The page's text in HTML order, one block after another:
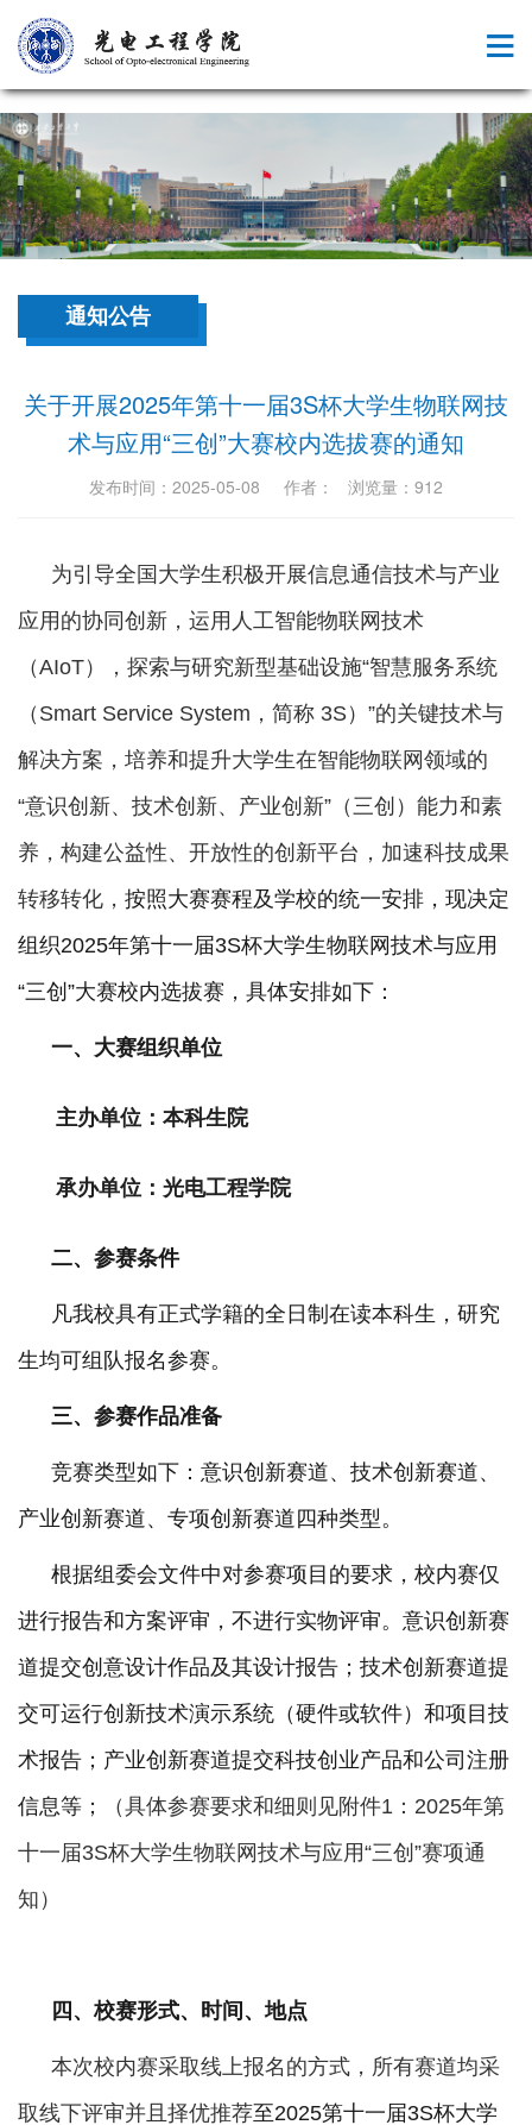
通知公告
关于开展2025年第十一届3S杯大学生物联网技
术与应用“三创”大赛校内选拔赛的通知​
发布时间：2025-05-08 作者： 浏览量： 912
为引导全国大学生积极开展信息通信技术与产业
应用的协同创新，运用人工智能物联网技术
（AIoT），探索与研究新型基础设施“智慧服务系统
（Smart Service System，简称 3S）”的关键技术与
解决方案，培养和提升大学生在智能物联网领域的
“意识创新、技术创新、产业创新”（三创）能力和素
养，构建公益性、开放性的创新平台，加速科技成果
转移转化， 按照大赛赛程及学校的统一安排，现决定
组织2025年第十一届3S杯大学生物联网技术与应用
“三创”大赛校内选拔赛，具体安排如下：
一、大赛组织单位
主办单位：本科生院
承办单位：光电工程学院
二、参赛条件
凡我校具有正式学籍的全日制 在读本科生，研究
生均可组队报名参赛。
三、参赛作品准备
竞赛类型如下：意识创新赛道、技术创新赛道、
产业创新赛道、专项创新赛道 四种类型。
根据组委会文件中对参赛项目的要求，校内赛仅
进行报告和方案评审，不进行实物评审。意识创新赛
道提交创意设计作品及其设计报告；技术创新赛道提
交可运行创新技术演示系统（硬件或软件）和项目技
术报告；产业创新赛道提交科技创业产品和公司注册
信息等 ； （具体参赛要求和细则见附件1：2025年第
十一届3S杯大学生物联网技术与应用“三创”赛项通
知）
四、校赛形式、时间、地点
本次校内赛采取线上报名的方式，所有赛道均采
取线下评审并且择优推荐至2025第十一届3S杯大学